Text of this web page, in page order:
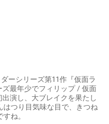
ーシリーズ第11作『仮面ラ
最年少でフィリップ / 仮面
演し、大ブレイクを果たし
はつり目気味な目で、きつね
ね。